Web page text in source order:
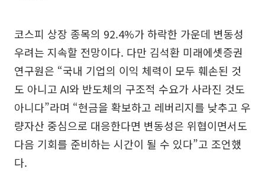
코스피 상장 종목의 92.4%가 하락한 가운데 변동성
우려는 지속할 전망이다. 다만 김석환 미래에셋증권
연구원은 “국내 기업의 이익 체력이 모두 훼손된 것
도 아니고 AI와 반도체의 구조적 수요가 사라진 것도
아니다”라며 “현금을 확보하고 레버리지를 낮추고 우
량자산 중심으로 대응한다면 변동성은 위협이면서도
다음 기회를 준비하는 시간이 될 수 있다”고 조언했
다.